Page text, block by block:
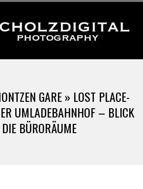
GARE » LOST PLACE-
UMLADEBAHNHOF – BLICK
BÜRORÄUME